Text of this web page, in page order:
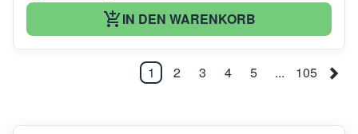
IN DEN WARENKORB
1 2 3 4 5 ... 105